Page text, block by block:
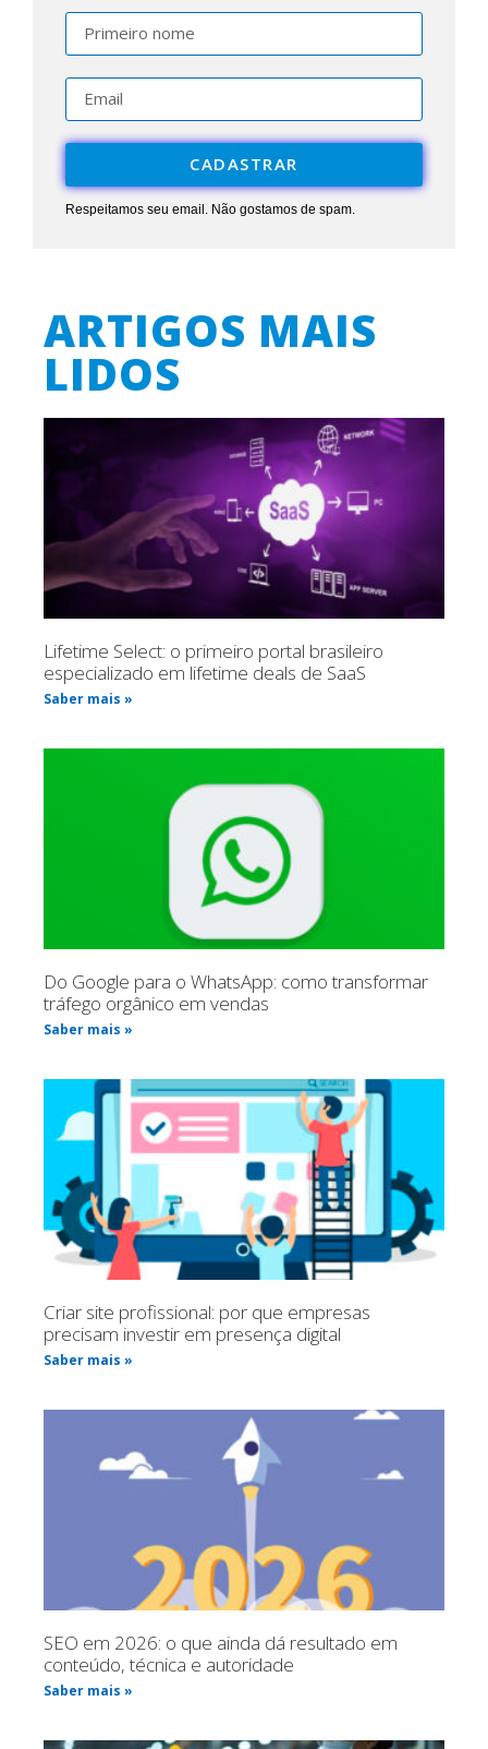
CADASTRAR
Respeitamos seu email. Não gostamos de spam.
ARTIGOS MAIS
LIDOS
Lifetime Select: o primeiro portal brasileiro
especializado em lifetime deals de SaaS
Saber mais »
Do Google para o WhatsApp: como transformar
tráfego orgânico em vendas
Saber mais »
Criar site profissional: por que empresas
precisam investir em presença digital
Saber mais »
SEO em 2026: o que ainda dá resultado em
conteúdo, técnica e autoridade
Saber mais »